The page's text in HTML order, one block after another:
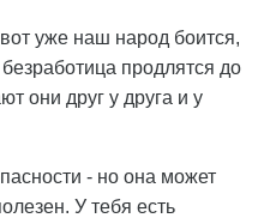
уже наш народ боится,
продлятся до
они друг у друга и у
- но она может
У тебя есть